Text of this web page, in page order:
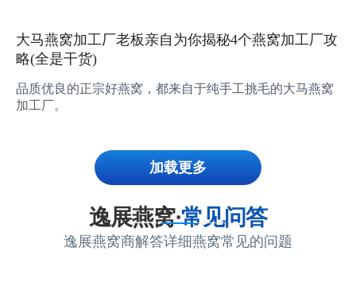
大马燕窝加工厂老板亲自为你揭秘4个燕窝加工厂攻
略(全是干货)
品质优良的正宗好燕窝，都来自于纯手工挑毛的大马燕窝
加工厂。
加载更多
逸展燕窝·常见问答
逸展燕窝商解答详细燕窝常见的问题